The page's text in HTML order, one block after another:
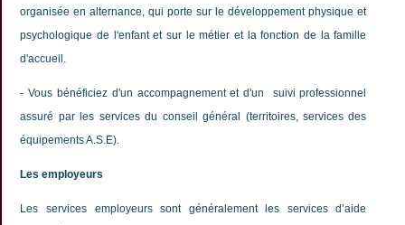
organisée en alternance, qui porte sur le développement physique et
psychologique de l'enfant et sur le métier et la fonction de la famille
d'accueil.
- Vous bénéficiez d'un accompagnement et d'un suivi professionnel
assuré par les services du conseil général (territoires, services des
équipements A.S.E).
Les employeurs
Les services employeurs sont généralement les services d’aide